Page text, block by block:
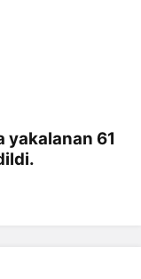
yakalanan 61